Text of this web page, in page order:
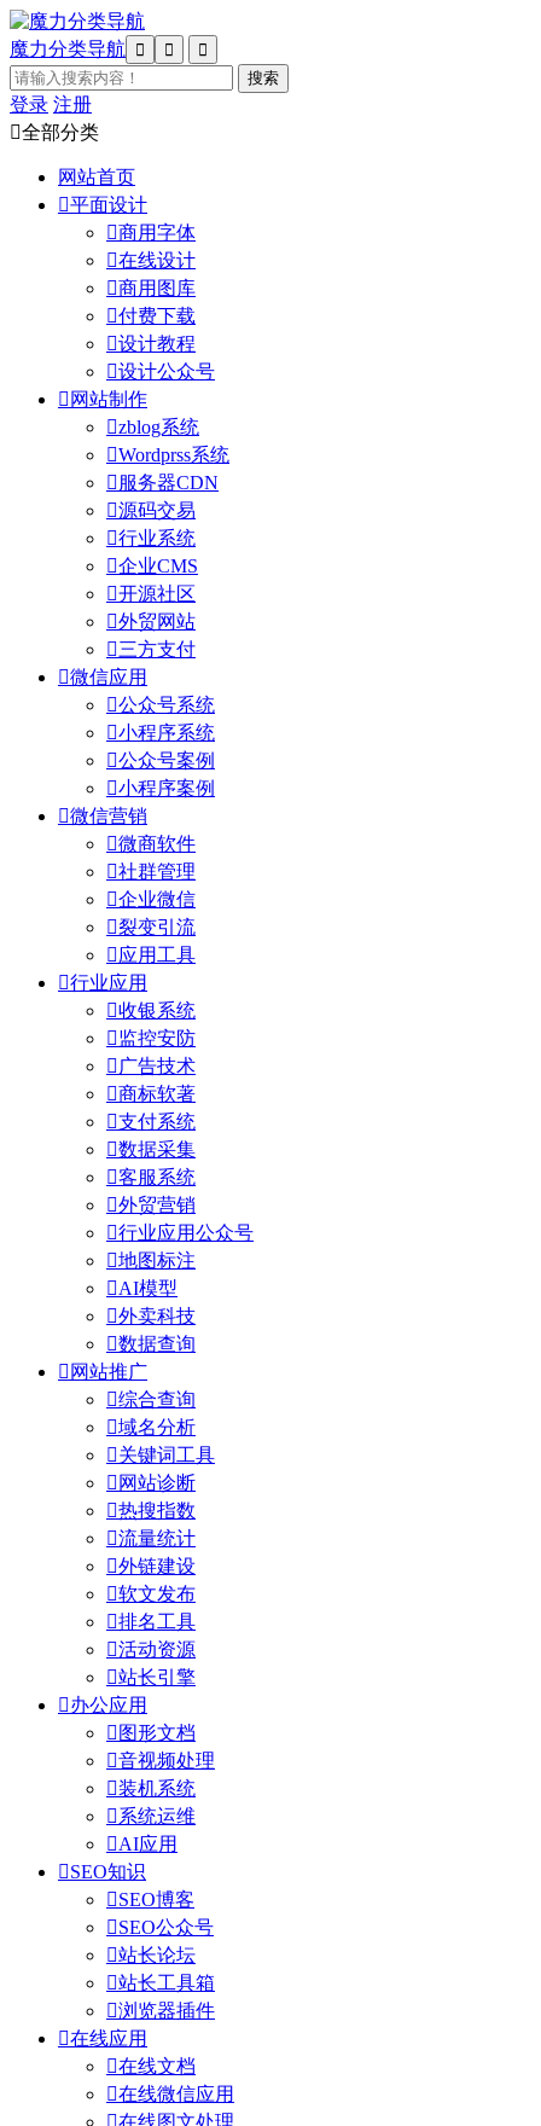
魔力分类导航   
登录 注册
全部分类
网站首页
平面设计
商用字体
在线设计
商用图库
付费下载
设计教程
设计公众号
 网站制作
zblog系统
Wordprss系统
 服务器CDN
源码交易
行业系统
企业CMS
开源社区
外贸网站
三方支付
微信应用
公众号系统
小程序系统
公众号案例
小程序案例
微信营销
微商软件
社群管理
企业微信
裂变引流
应用工具
行业应用
收银系统
监控安防
 广告技术
商标软著
支付系统
数据采集
客服系统
外贸营销
行业应用公众号
地图标注
AI模型
外卖科技
数据查询
 网站推广
综合查询
域名分析
关键词工具
 网站诊断
热搜指数
流量统计
外链建设
软文发布
排名工具
活动资源
站长引擎
办公应用
 图形文档
音视频处理
装机系统
系统运维
AI应用
SEO知识
SEO博客
SEO公众号
站长论坛
站长工具箱
浏览器插件
在线应用
在线文档
在线微信应用
在线图文处理